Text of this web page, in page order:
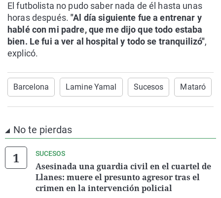
El futbolista no pudo saber nada de él hasta unas
horas después."Al día siguiente fue a entrenar y
hablé con mi padre, que me dijo que todo estaba
bien. Le fui a ver al hospital y todo se tranquilizó",
explicó.
Barcelona Lamine Yamal Sucesos Mataró
No te pierdas
SUCESOS
Asesinada una guardia civil en el cuartel de
Llanes: muere el presunto agresor tras el
crimen en la intervención policial